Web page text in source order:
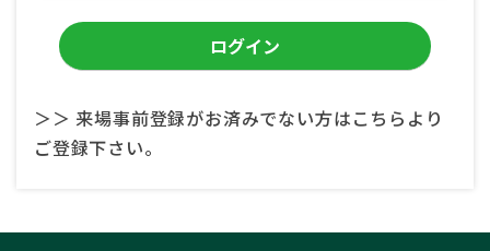
＞＞ 来場事前登録がお済みでない方はこちらより
ご登録下さい。